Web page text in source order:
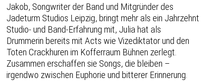
Jakob, Songwriter der Band und Mitgründer des
Jadeturm Studios Leipzig, bringt mehr als ein Jahrzehnt
Studio- und Band-Erfahrung mit, Julia hat als
Drummerin bereits mit Acts wie Vizediktator und den
Toten Crackhuren im Kofferraum Bühnen zerlegt.
Zusammen erschaffen sie Songs, die bleiben –
irgendwo zwischen Euphorie und bitterer Erinnerung.